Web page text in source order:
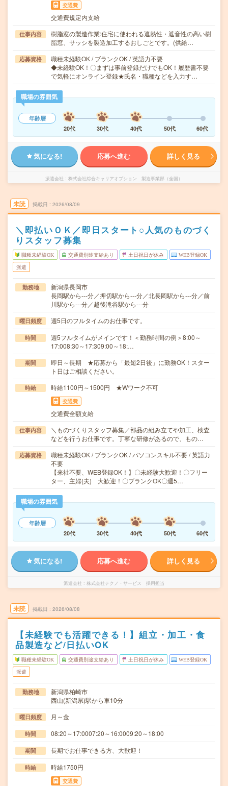
交通費
交通費規定内支給
仕事内容
樹脂窓の製造作業:住宅に使われる遮熱性・遮音性の高い樹
脂窓、サッシを製造加工するおしごとです。(供給…
応募資格
職種未経験OK / ブランクOK / 英語力不要
◆未経験OK！〇まずは事前登録だけでもOK！履歴書不要
で気軽にオンライン登録★氏名・職種などを入力す…
職場の雰囲気
年齢層
20代
30代 40代 50代 60代
気になる! 応募へ進む 詳しく見る
派遣会社 株式会社綜合キャリアオプション 製造事業部（全国）
未読 掲載日 2026/08/09
＼即払いＯＫ／即日スタート○人気のものづく
りスタッフ募集
職種未経験OK 交通費別途支給あり 土日祝日が休み WEB登録OK
派遣
勤務地
新潟県長岡市
長岡駅から---分／押切駅から---分／北長岡駅から---分／前
川駅から---分／越後滝谷駅から---分
曜日頻度 週5日のフルタイムのお仕事です。
時間
週5フルタイムがメインです！＜勤務時間の例＞8:00～
17:008:30～17:309:00～18:…
期間
即日～長期 ★応募から「最短2日後」に勤務OK！スター
ト日はご相談ください。
時給 時給1100円～1500円 ★Wワーク不可
交通費
交通費全額支給
仕事内容
＼ものづくりスタッフ募集／部品の組み立てや加工、検査
などを行うお仕事です。丁寧な研修があるので、もの…
応募資格
職種未経験OK / ブランクOK / パソコンスキル不要 / 英語力
不要
【来社不要、WEB登録OK！】〇未経験大歓迎！〇フリー
ター、主婦(夫) 大歓迎！〇ブランクOK〇週5…
職場の雰囲気
年齢層
20代
30代 40代 50代 60代
気になる! 応募へ進む 詳しく見る
派遣会社 株式会社テクノ・サービス 採用担当
未読 掲載日 2026/08/08
【未経験でも活躍できる！】組立・加工・食
品製造など/日払いOK
職種未経験OK 交通費別途支給あり 土日祝日が休み WEB登録OK
派遣
勤務地
新潟県柏崎市
西山(新潟県)駅から車10分
曜日頻度 月～金
時間 08:20～17:0007:20～16:0009:20～18:00
期間 長期でお仕事できる方、大歓迎！
時給 時給1750円
交通費